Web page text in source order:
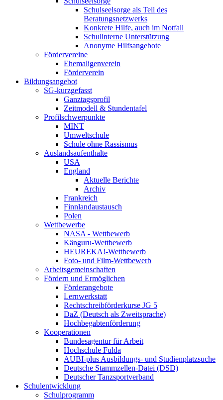
Schulseelsorge als Teil des
Beratungsnetzwerks
Konkrete Hilfe, auch im Notfall
Schulinterne Unterstützung
Anonyme Hilfsangebote
Fördervereine
Ehemaligenverein
Förderverein
Bildungsangebot
SG-kurzgefasst
Ganztagsprofil
Zeitmodell & Stundentafel
Profilschwerpunkte
MINT
Umweltschule
Schule ohne Rassismus
Auslandsaufenthalte
USA
England
Aktuelle Berichte
Archiv
Frankreich
Finnlandaustausch
Polen
Wettbewerbe
NASA - Wettbewerb
Känguru-Wettbewerb
HEUREKA!-Wettbewerb
Foto- und Film-Wettbewerb
Arbeitsgemeinschaften
Fördern und Ermöglichen
Förderangebote
Lernwerkstatt
Rechtschreibförderkurse JG 5
DaZ (Deutsch als Zweitsprache)
Hochbegabtenförderung
Kooperationen
Bundesagentur für Arbeit
Hochschule Fulda
AUBI-plus Ausbildungs- und Studienplatzsuche
Deutsche Stammzellen-Datei (DSD)
Deutscher Tanzsportverband
Schulentwicklung
Schulprogramm